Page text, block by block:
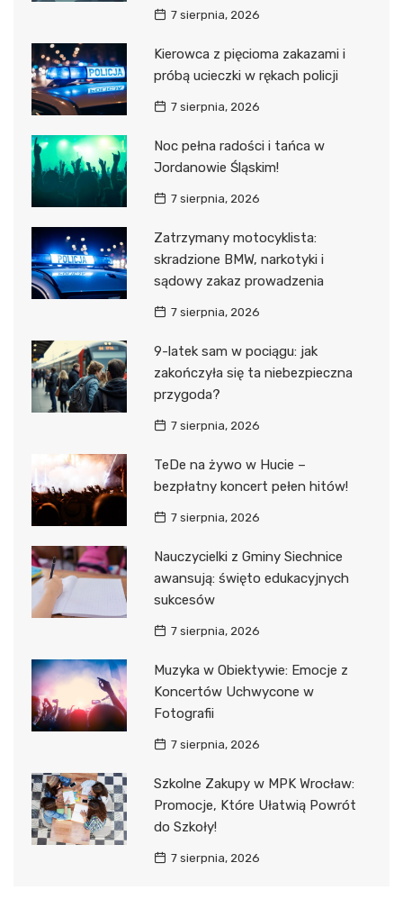
7 sierpnia, 2026
Kierowca z pięcioma zakazami i
próbą ucieczki w rękach policji
7 sierpnia, 2026
Noc pełna radości i tańca w
Jordanowie Śląskim!
7 sierpnia, 2026
Zatrzymany motocyklista:
skradzione BMW, narkotyki i
sądowy zakaz prowadzenia
7 sierpnia, 2026
9-latek sam w pociągu: jak
zakończyła się ta niebezpieczna
przygoda?
7 sierpnia, 2026
TeDe na żywo w Hucie –
bezpłatny koncert pełen hitów!
7 sierpnia, 2026
Nauczycielki z Gminy Siechnice
awansują: święto edukacyjnych
sukcesów
7 sierpnia, 2026
Muzyka w Obiektywie: Emocje z
Koncertów Uchwycone w
Fotografii
7 sierpnia, 2026
Szkolne Zakupy w MPK Wrocław:
Promocje, Które Ułatwią Powrót
do Szkoły!
7 sierpnia, 2026